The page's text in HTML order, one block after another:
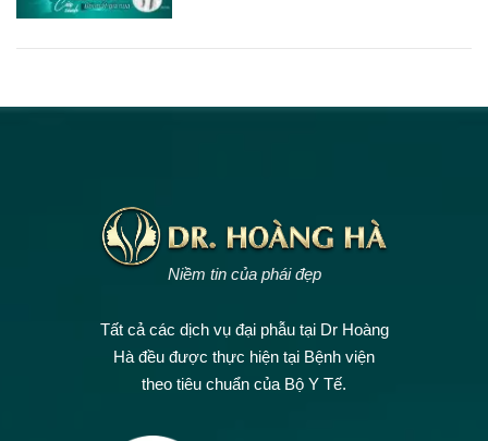
Niềm tin của phái đẹp
Tất cả các dịch vụ đại phẫu tại Dr Hoàng
Hà đều được thực hiện tại Bệnh viện
theo tiêu chuẩn của Bộ Y Tế.